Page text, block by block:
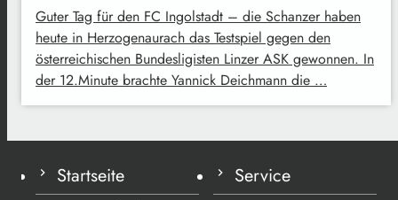
Guter Tag für den FC Ingolstadt – die Schanzer haben
heute in Herzogenaurach das Testspiel gegen den
österreichischen Bundesligisten Linzer ASK gewonnen. In
der 12.Minute brachte Yannick Deichmann die …
Startseite Service